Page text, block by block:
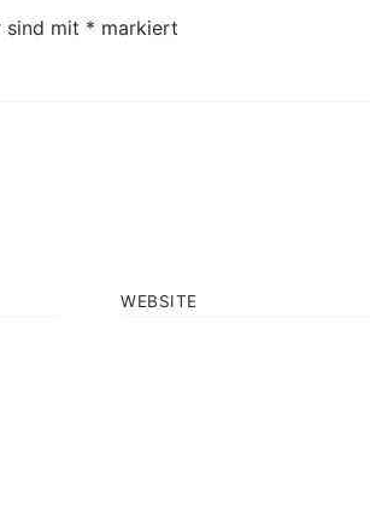
sind mit * markiert
WEBSITE